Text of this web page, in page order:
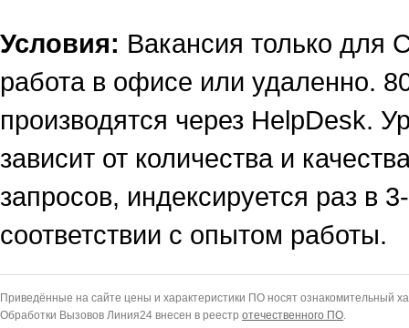
Условия: Вакансия только для
работа в офисе или удаленно.
производятся через HelpDesk.
зависит от количества и
запросов, индексируется раз в
соответствии с опытом работы.
Приведённые на сайте цены и характеристики ПО носят ознакомительный
Обработки Вызовов Линия24 внесен в реестр отечественного ПО